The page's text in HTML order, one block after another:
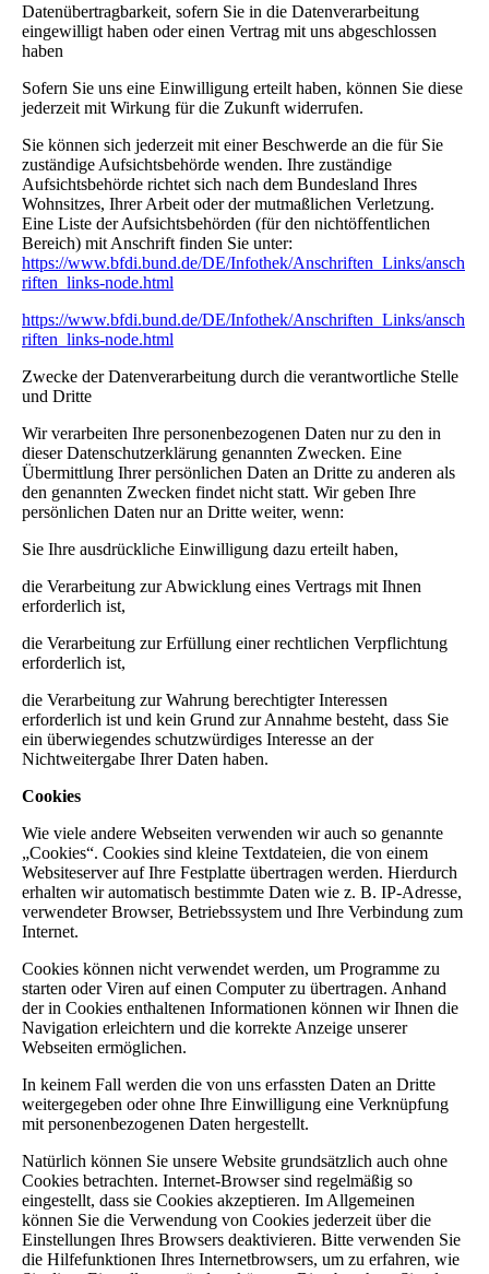
Datenübertragbarkeit, sofern Sie in die Datenverarbeitung
eingewilligt haben oder einen Vertrag mit uns abgeschlossen
haben
Sofern Sie uns eine Einwilligung erteilt haben, können Sie diese
jederzeit mit Wirkung für die Zukunft widerrufen.
Sie können sich jederzeit mit einer Beschwerde an die für Sie
zuständige Aufsichtsbehörde wenden. Ihre zuständige
Aufsichtsbehörde richtet sich nach dem Bundesland Ihres
Wohnsitzes, Ihrer Arbeit oder der mutmaßlichen Verletzung.
Eine Liste der Aufsichtsbehörden (für den nichtöffentlichen
Bereich) mit Anschrift finden Sie unter:
https://www.bfdi.bund.de/DE/Infothek/Anschriften_Links/ansch
riften_links-node.html
https://www.bfdi.bund.de/DE/Infothek/Anschriften_Links/ansch
riften_links-node.html
Zwecke der Datenverarbeitung durch die verantwortliche Stelle
und Dritte
Wir verarbeiten Ihre personenbezogenen Daten nur zu den in
dieser Datenschutzerklärung genannten Zwecken. Eine
Übermittlung Ihrer persönlichen Daten an Dritte zu anderen als
den genannten Zwecken findet nicht statt. Wir geben Ihre
persönlichen Daten nur an Dritte weiter, wenn:
Sie Ihre ausdrückliche Einwilligung dazu erteilt haben,
die Verarbeitung zur Abwicklung eines Vertrags mit Ihnen
erforderlich ist,
die Verarbeitung zur Erfüllung einer rechtlichen Verpflichtung
erforderlich ist,
die Verarbeitung zur Wahrung berechtigter Interessen
erforderlich ist und kein Grund zur Annahme besteht, dass Sie
ein überwiegendes schutzwürdiges Interesse an der
Nichtweitergabe Ihrer Daten haben.
Cookies
Wie viele andere Webseiten verwenden wir auch so genannte
„Cookies“. Cookies sind kleine Textdateien, die von einem
Websiteserver auf Ihre Festplatte übertragen werden. Hierdurch
erhalten wir automatisch bestimmte Daten wie z. B. IP-Adresse,
verwendeter Browser, Betriebssystem und Ihre Verbindung zum
Internet.
Cookies können nicht verwendet werden, um Programme zu
starten oder Viren auf einen Computer zu übertragen. Anhand
der in Cookies enthaltenen Informationen können wir Ihnen die
Navigation erleichtern und die korrekte Anzeige unserer
Webseiten ermöglichen.
In keinem Fall werden die von uns erfassten Daten an Dritte
weitergegeben oder ohne Ihre Einwilligung eine Verknüpfung
mit personenbezogenen Daten hergestellt.
Natürlich können Sie unsere Website grundsätzlich auch ohne
Cookies betrachten. Internet-Browser sind regelmäßig so
eingestellt, dass sie Cookies akzeptieren. Im Allgemeinen
können Sie die Verwendung von Cookies jederzeit über die
Einstellungen Ihres Browsers deaktivieren. Bitte verwenden Sie
die Hilfefunktionen Ihres Internetbrowsers, um zu erfahren, wie